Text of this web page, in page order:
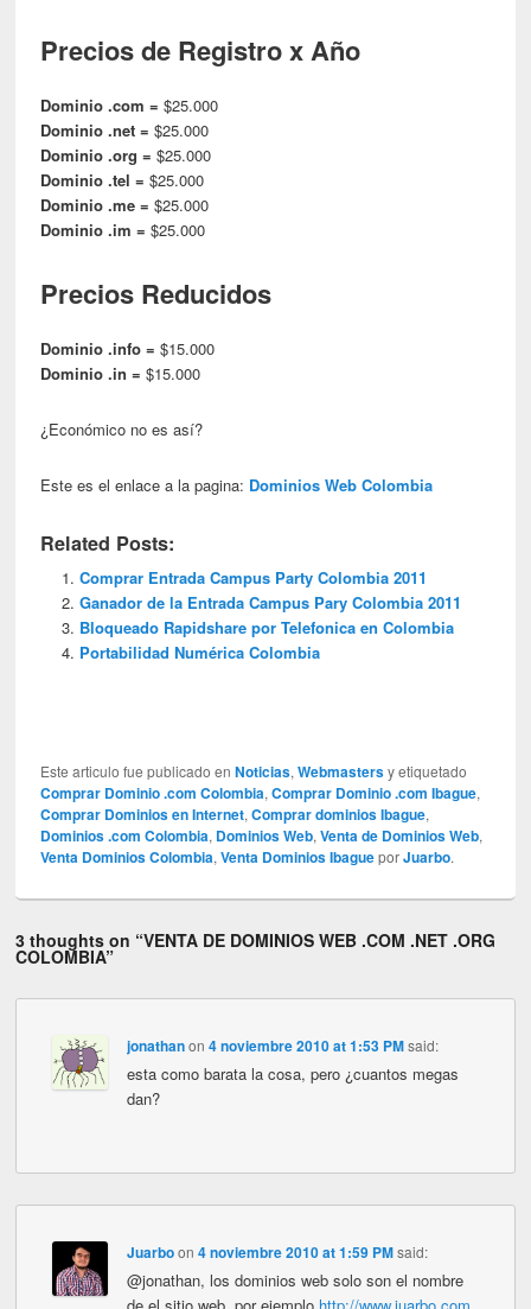
Precios de Registro x Año
Dominio .com = $25.000
Dominio .net = $25.000
Dominio .org = $25.000
Dominio .tel = $25.000
Dominio .me = $25.000
Dominio .im = $25.000
Precios Reducidos
Dominio .info = $15.000
Dominio .in = $15.000
¿Económico no es así?
Este es el enlace a la pagina: Dominios Web Colombia
Related Posts:
Comprar Entrada Campus Party Colombia 2011
Ganador de la Entrada Campus Pary Colombia 2011
Bloqueado Rapidshare por Telefonica en Colombia
Portabilidad Numérica Colombia
Este articulo fue publicado enNoticias,Webmastersy etiquetado
Comprar Dominio .com Colombia,Comprar Dominio .com Ibague,
Comprar Dominios en Internet,Comprar dominios Ibague,
Dominios .com Colombia, Dominios Web,Venta de Dominios Web,
Venta Dominios Colombia,Venta Dominios IbagueporJuarbo.
3 thoughts on “VENTA DE DOMINIOS WEB .COM .NET .ORG
COLOMBIA”
jonathanon 4 noviembre 2010 at 1:53 PM said:
esta como barata la cosa, pero ¿cuantos megas
dan?
Juarboon 4 noviembre 2010 at 1:59 PM said:
@jonathan, los dominios web solo son el nombre